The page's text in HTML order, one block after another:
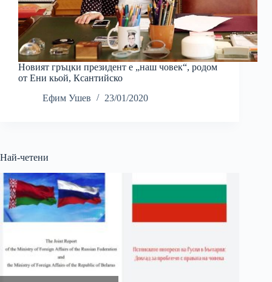
Новият гръцки президент е „наш човек“, родом
от Ени кьой, Ксантийско
Ефим Ушев
23/01/2020
Най-четени